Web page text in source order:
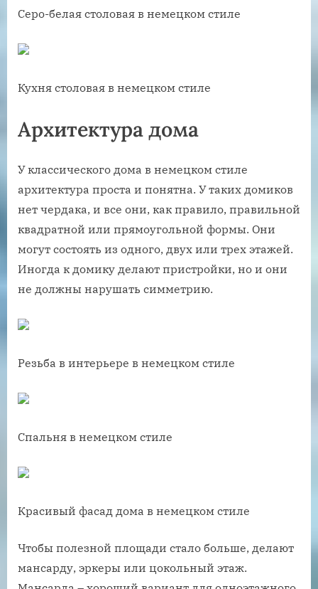
Серо-белая столовая в немецком стиле
Кухня столовая в немецком стиле
Архитектура дома
У классического дома в немецком стиле
архитектура проста и понятна. У таких домиков
нет чердака, и все они, как правило, правильной
квадратной или прямоугольной формы. Они
могут состоять из одного, двух или трех этажей.
Иногда к домику делают пристройки, но и они
не должны нарушать симметрию.
Резьба в интерьере в немецком стиле
Спальня в немецком стиле
Красивый фасад дома в немецком стиле
Чтобы полезной площади стало больше, делают
мансарду, эркеры или цокольный этаж.